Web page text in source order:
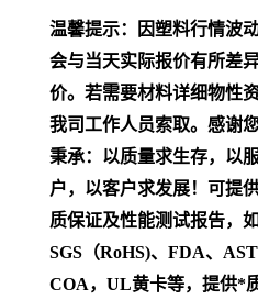
温馨提示：因塑料行情波
会与当天实际报价有所差
价。若需要材料详细物性
我司工作人员索取。感谢
秉承：以质量求生存，以
户，以客户求发展！可提
质保证及性能测试报告，如
SGS（RoHS)、FDA、
COA，UL黄卡等，提供*